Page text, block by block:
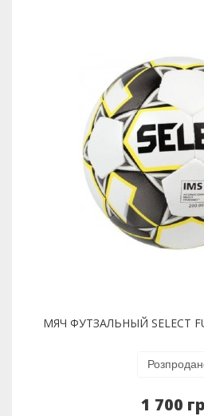
МЯЧ ФУТЗАЛЬНЫЙ SELECT
1 700